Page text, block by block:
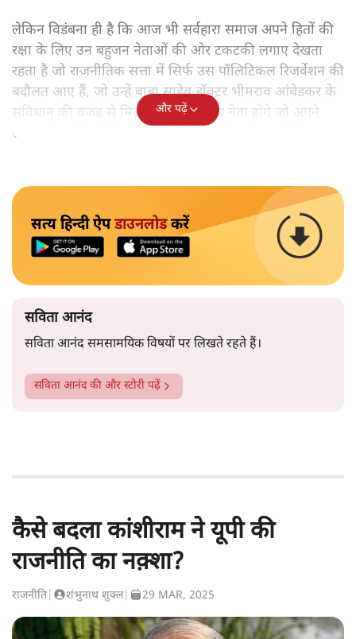
लेकिन विडंबना ही है कि आज भी सर्वहारा समाज अपने हितों की
रक्षा के लिए उन बहुजन नेताओं की ओर टकटकी लगाए देखता
रहता है जो राजनीतिक सत्ता में सिर्फ उस पॉलिटिकल रिजर्वेशन की
बदौलत आए हैं, जो उन्हें बाबा साहेब डॉक्टर भीमराव आंबेडकर के
संविधान की वजह से मिला। ऐसे बहुत कम नेता होंगे जो अपने
समाज के मुद्दों को विधानसभाओं में और संसद में उठाते हैं।
और पढ़ें
सत्य हिन्दी ऐपडाउनलोडकरें
सविता आनंद
सविता आनंद समसामयिक विषयों पर लिखते रहते हैं।
सविता आनंदकी और स्टोरी पढ़ें
कैसे बदला कांशीराम ने यूपी की
राजनीति का नक़्शा?
राजनीति शंभुनाथ शुक्ल| 29 MAR, 2025